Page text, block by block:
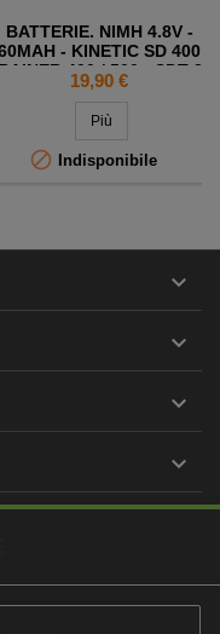
BATTERIE. NIMH 4.8V -
- KINETIC SD 400 -
400 / 500 - SDT 30
- MH120AAAL4GC
Prezzo
19,90 €
Più
 Indisponibile



